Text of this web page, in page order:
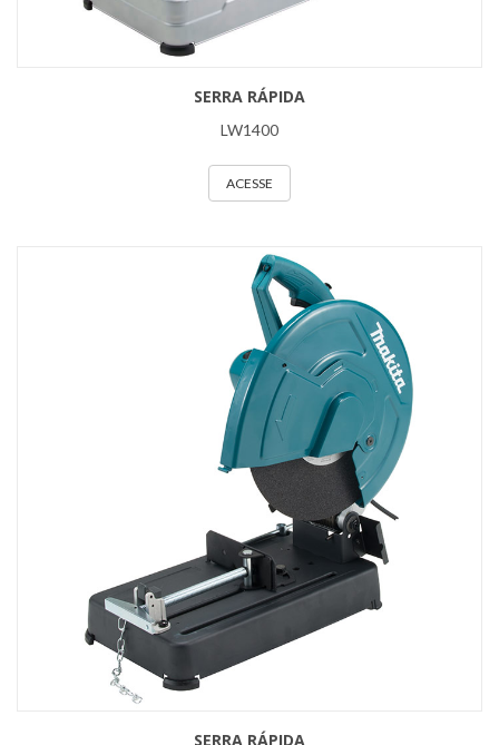
SERRA RÁPIDA
LW1400
ACESSE
SERRA RÁPIDA